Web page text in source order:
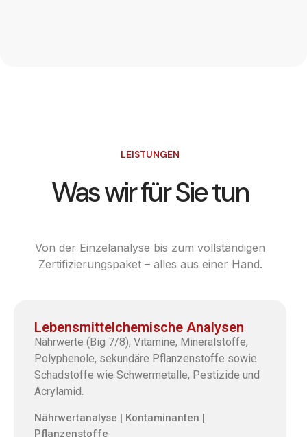
LEISTUNGEN
Was wir für Sie tun
Von der Einzelanalyse bis zum vollständigen
Zertifizierungspaket – alles aus einer Hand.
Lebensmittelchemische Analysen
Nährwerte (Big 7/8), Vitamine, Mineralstoffe,
Polyphenole, sekundäre Pflanzenstoffe sowie
Schadstoffe wie Schwermetalle, Pestizide und
Acrylamid.
Nährwertanalyse | Kontaminanten |
Pflanzenstoffe